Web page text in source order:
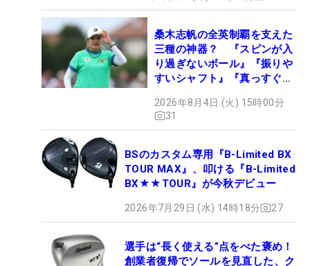
桑木志帆の全英制覇を支えた
三種の神器？ 『スピンが入
り過ぎないボール』『振りや
すいシャフト』『真っすぐ飛
セッティング
2026年8月4日 (火) 15時00分
31
BSのカスタム専用『B-Limited BX
TOUR MAX』、叩ける『B-Limited
BX★★TOUR』が今秋デビュー
2026年7月29日 (水) 14時18分 27
選手は“長く使える”点をべた褒め！
創業者復帰でソールを見直した、ク